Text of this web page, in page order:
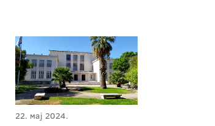
22. мај 2024.